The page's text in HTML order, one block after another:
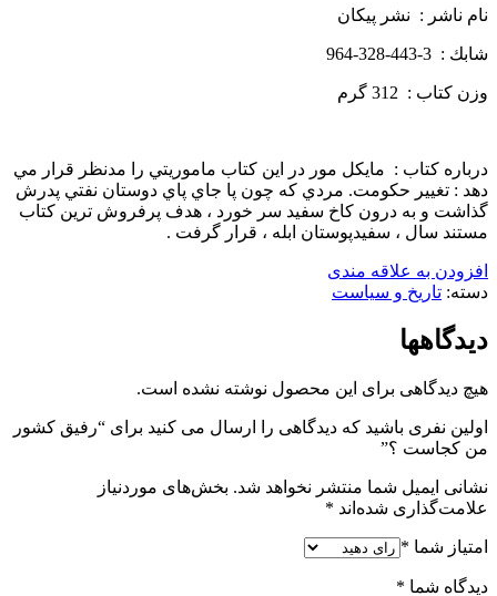
نام ناشر : نشر پيكان
شابك : 3-443-328-964
وزن كتاب : 312 گرم
درباره كتاب : مايكل مور در اين كتاب ماموريتي را مدنظر قرار مي
دهد : تغيير حكومت. مردي كه چون پا جاي پاي دوستان نفتي پدرش
گذاشت و به درون كاخ سفيد سر خورد ، هدف پرفروش ترين كتاب
مستند سال ، سفيدپوستان ابله ، قرار گرفت .
افزودن به علاقه مندی
دسته: تاریخ و سیاست
دیدگاهها
هیچ دیدگاهی برای این محصول نوشته نشده است.
اولین نفری باشید که دیدگاهی را ارسال می کنید برای “رفيق كشور
من كجاست ؟”
نشانی ایمیل شما منتشر نخواهد شد. بخش‌های موردنیاز
علامت‌گذاری شده‌اند *
امتیاز شما *
دیدگاه شما *